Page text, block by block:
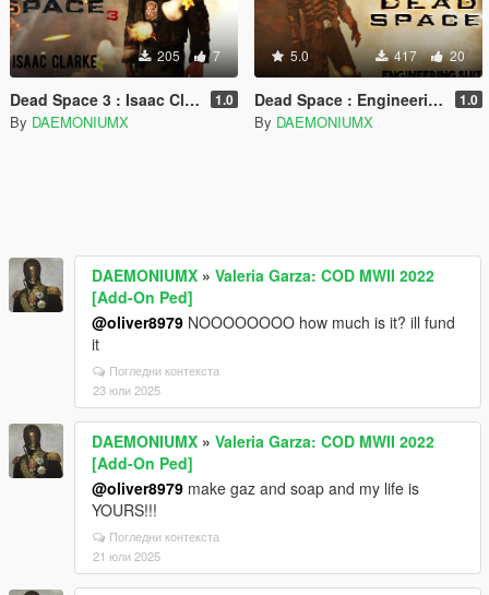
205 7
Dead Space 3 : Isaac Clarke 1.0
By DAEMONIUMX
5.0 417 20
Dead Space : Engineering Suit 1.0
By DAEMONIUMX
DAEMONIUMX » Valeria Garza: COD MWII 2022
[Add-On Ped]
@oliver8979 NOOOOOOOO how much is it? ill fund
it
Погледни контекста
23 юли 2025
DAEMONIUMX » Valeria Garza: COD MWII 2022
[Add-On Ped]
@oliver8979 make gaz and soap and my life is
YOURS!!!
Погледни контекста
21 юли 2025